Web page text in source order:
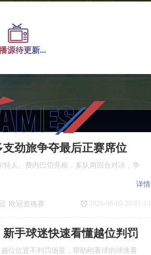
源待更新...
劲旅争夺最后正赛席位
特人、费内巴切亮相，多队两回合对决，争
欧冠资格赛
详情
2026-08-05 20:01:13
手球迷快速看懂越位判罚
位位置不判罚场景，帮助刚看球的球迷看